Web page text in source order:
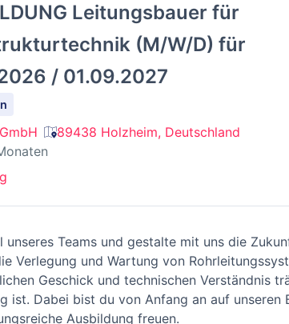
Leitungsbauer für
(M/W/D) für
/ 01.09.2027
89438 Holzheim, Deutschland
:
unseres Teams und gestalte mit uns die
Verlegung und Wartung von
Geschick und technischen Verständnis
ist. Dabei bist du von Anfang an auf
Ausbildung freuen.